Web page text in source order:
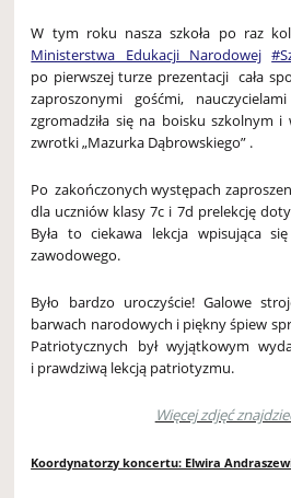
W tym roku nasza szkoła po raz
Ministerstwa Edukacji Narodowej
po pierwszej turze prezentacji cała
zaproszonymi gośćmi,
zgromadziła się na boisku szkolnym i
zwrotki „Mazurka Dąbrowskiego” .
Po zakończonych występach
dla uczniów klasy 7c i 7d prelekcję
Była to ciekawa lekcja wpisująca
zawodowego.
Było bardzo uroczyście! Galowe
barwach narodowych i piękny śpiew
Patriotycznych był wyjątkowym
i prawdziwą lekcją patriotyzmu.
Więcej zdjęć
Koordynatorzy koncertu: Elwira